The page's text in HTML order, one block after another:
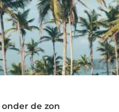
de zon